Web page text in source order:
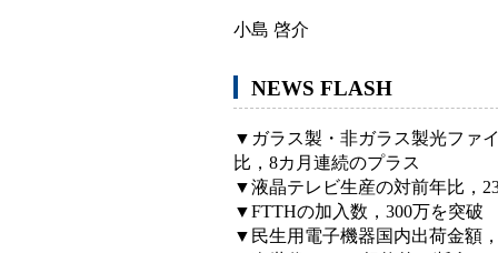
小島 啓介
NEWS FLASH
▼ガラス製・非ガラス製光ファ
比，8カ月連続のプラス
▼液晶テレビ生産の対前年比，
▼FTTHの加入数，300万を突破
▼民生用電子機器国内出荷金額